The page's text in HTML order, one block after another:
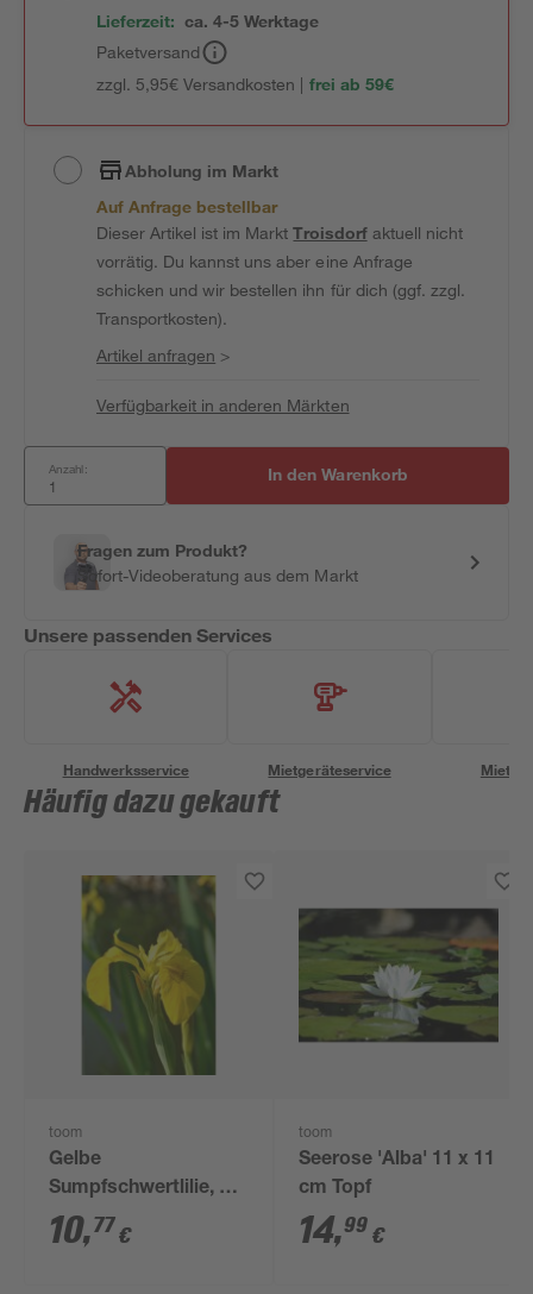
Lieferzeit: ca. 4-5 Werktage
Paketversand
zzgl. 5,95€ Versandkosten | frei ab 59€
Abholung im Markt
Auf Anfrage bestellbar
Dieser Artikel ist im MarktTroisdorfaktuell nicht
vorrätig. Du kannst uns aber eine Anfrage
schicken und wir bestellen ihn für dich (ggf. zzgl.
Transportkosten).
Artikel anfragen >
Verfügbarkeit in anderen Märkten
Anzahl: In den Warenkorb
Fragen zum Produkt?
Sofort-Videoberatung aus dem Markt
Unsere passenden Services
Handwerksservice Mietgeräteservice
Häufig dazu gekauft
toom
Gelbe
Sumpfschwertlilie, 9 x
9 cm Topf, 3er-Set
10,77€
toom
Seerose 'Alba' 11 x 11
cm Topf
14,99 €